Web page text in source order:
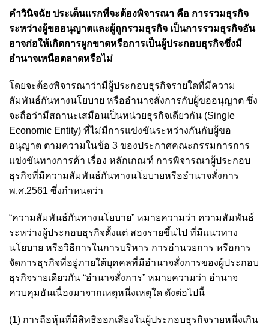
คำวินิจฉัย ประเด็นแรกที่จะต้องพิจารณา คือ การรวมธุรกิจ
ระหว่างผู้ขออนุญาตและผู้ถูกรวมธุรกิจ เป็นการรวมธุรกิจอัน
อาจก่อให้เกิดการผูกขาดหรือการเป็นผู้ประกอบธุรกิจซึ่งมี
อำนาจเหนือตลาดหรือไม่
โดยจะต้องพิจารณาว่ามีผู้ประกอบธุรกิจรายใดที่มีความ
สัมพันธ์กันทางนโยบาย หรืออำนาจสั่งการกับผู้ขออนุญาต ซึ่ง
จะถือว่ามีสถานะเสมือนเป็นหน่วยธุรกิจเดียวกัน (Single
Economic Entity) ที่ไม่มีการแข่งขันระหว่างกันกับผู้ขอ
อนุญาต ตามความในข้อ 3 ของประกาศคณะกรรมการการ
แข่งขันทางการค้า เรื่อง หลักเกณฑ์ การพิจารณาผู้ประกอบ
ธุรกิจที่มีความสัมพันธ์กันทางนโยบายหรืออำนาจสั่งการ
พ.ศ.2561 ซึ่งกำหนดว่า
“ความสัมพันธ์กันทางนโยบาย” หมายความว่า ความสัมพันธ์
ระหว่างผู้ประกอบธุรกิจตั้งแต่ สองรายขึ้นไป ที่มีแนวทาง
นโยบาย หรือวิธีการในการบริหาร การอำนวยการ หรือการ
จัดการธุรกิจที่อยู่ภายใต้บุคคลที่มีอำนาจสั่งการของผู้ประกอบ
ธุรกิจรายเดียวกัน “อำนาจสั่งการ” หมายความว่า อำนาจ
ควบคุมอันเนื่องมาจากเหตุหนึ่งเหตุใด ดังต่อไปนี้
(1) การถือหุ้นที่มีสิทธิออกเสียงในผู้ประกอบธุรกิจรายหนึ่งเกิน